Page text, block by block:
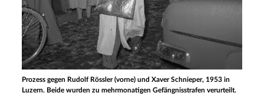
Prozess gegen Rudolf Rössler (vorne) und Xaver Schnieper, 1953 in
Luzern. Beide wurden zu mehrmonatigen Gefängnisstrafen verurteilt.